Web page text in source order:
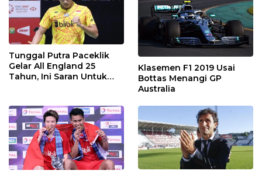
Tunggal Putra Paceklik
Gelar All England 25
Tahun, Ini Saran Untuk
Klasemen F1 2019 Usai
Bottas Menangi GP
Australia